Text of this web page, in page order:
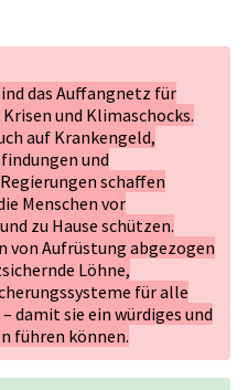
das Auffangnetz für
und Klimaschocks.
auf Krankengeld,
und
schaffen
Menschen vor
zu Hause schützen.
von Aufrüstung abgezogen
Löhne,
für alle
sie ein würdiges und
führen können.